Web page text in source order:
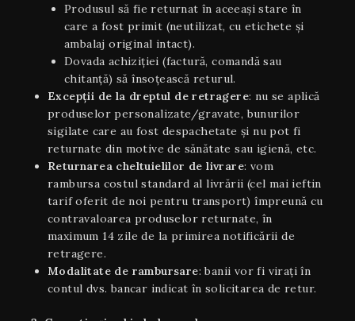
Produsul să fie returnat în aceeaşi stare în
care a fost primit (neutilizat, cu etichete și
ambalaj original intact).
Dovada achiziției (factură, comandă sau
chitanță) să însoțească returul.
Excepții de la dreptul de retragere: nu se aplică
produselor personalizate/gravate, bunurilor
sigilate care au fost despachetate și nu pot fi
returnate din motive de sănătate sau igienă, etc.
Returnarea cheltuielilor de livrare: vom
rambursa costul standard al livrării (cel mai ieftin
tarif oferit de noi pentru transport) împreună cu
contravaloarea produselor returnate, în
maximum 14 zile de la primirea notificării de
retragere.
Modalitate de rambursare: banii vor fi virați în
contul dvs. bancar indicat în solicitarea de retur.